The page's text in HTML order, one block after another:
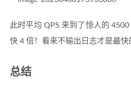
此时平均 QPS 来到了惊人的
快 4 倍！看来不输出日志才是最快
总结